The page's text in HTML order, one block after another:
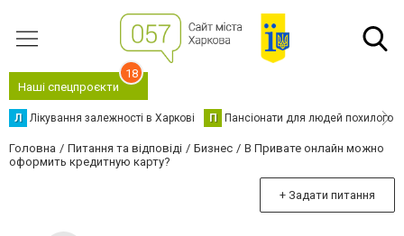
Наші спецпроєкти
18
Л Лікування залежності в Харкові П Пансіонати для людей похилого
Головна Питання та відповіді Бизнес
В Привате онлайн можно
оформить кредитную карту?
+ Задати питання